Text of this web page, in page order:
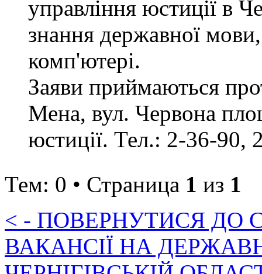
управління юстиції в
знання державної
комп'ютері.
Заяви приймаються
Мена, вул. Червона
юстиції. Тел.: 2-36-90,
Тем: 0 • Страница 1 из 1
< - ПОВЕРНУТИСЯ ДО
ВАКАНСІЇ НА